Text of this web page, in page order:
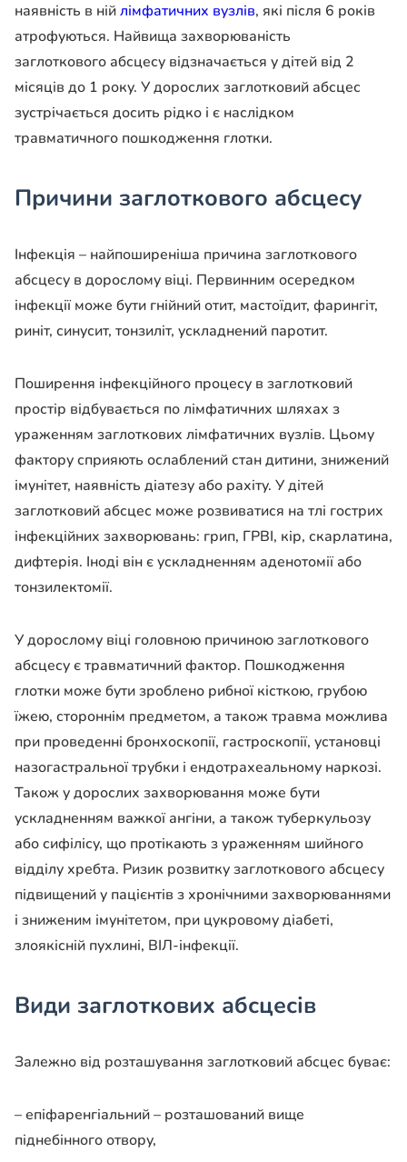
наявність в нійлімфатичних вузлів, які після 6 років
атрофуються. Найвища захворюваність
заглоткового абсцесу відзначається у дітей від 2
місяців до 1 року. У дорослих заглотковий абсцес
зустрічається досить рідко і є наслідком
травматичного пошкодження глотки.
Причини заглоткового абсцесу
Інфекція – найпоширеніша причина заглоткового
абсцесу в дорослому віці. Первинним осередком
інфекції може бути гнійний отит, мастоїдит, фарингіт,
риніт, синусит, тонзиліт, ускладнений паротит.
Поширення інфекційного процесу в заглотковий
простір відбувається по лімфатичних шляхах з
ураженням заглоткових лімфатичних вузлів. Цьому
фактору сприяють ослаблений стан дитини, знижений
імунітет, наявність діатезу або рахіту. У дітей
заглотковий абсцес може розвиватися на тлі гострих
інфекційних захворювань: грип, ГРВІ, кір, скарлатина,
дифтерія. Іноді він є ускладненням аденотомії або
тонзилектомії.
У дорослому віці головною причиною заглоткового
абсцесу є травматичний фактор. Пошкодження
глотки може бути зроблено рибної кісткою, грубою
їжею, стороннім предметом, а також травма можлива
при проведенні бронхоскопії, гастроскопії, установці
назогастральної трубки і ендотрахеальному наркозі.
Також у дорослих захворювання може бути
ускладненням важкої ангіни, а також туберкульозу
або сифілісу, що протікають з ураженням шийного
відділу хребта. Ризик розвитку заглоткового абсцесу
підвищений у пацієнтів з хронічними захворюваннями
і зниженим імунітетом, при цукровому діабеті,
злоякісній пухлині, ВІЛ-інфекції.
Види заглоткових абсцесів
Залежно від розташування заглотковий абсцес буває:
– епіфаренгіальний – розташований вище
піднебінного отвору,